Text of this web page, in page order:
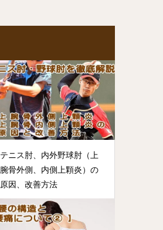
テニス肘、内外野球肘（上
腕骨外側、内側上顆炎）の
原因、改善方法